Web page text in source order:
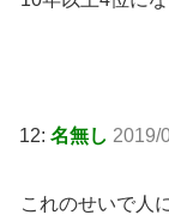
12: 名無し 2019/
これのせいで人